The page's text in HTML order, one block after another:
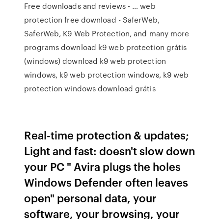
Free downloads and reviews - … web
protection free download - SaferWeb,
SaferWeb, K9 Web Protection, and many more
programs download k9 web protection grátis
(windows) download k9 web protection
windows, k9 web protection windows, k9 web
protection windows download grátis
Real-time protection & updates;
Light and fast: doesn't slow down
your PC " Avira plugs the holes
Windows Defender often leaves
open" personal data, your
software, your browsing, your